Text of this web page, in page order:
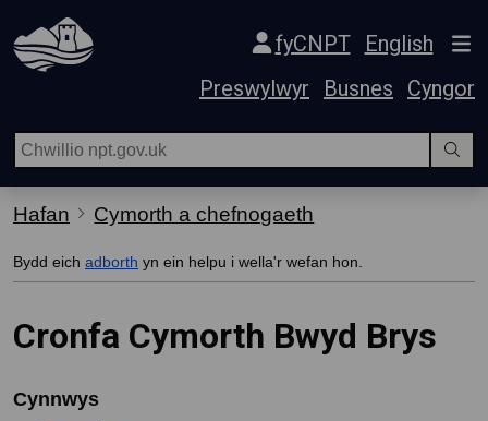
Hepgor gwe-lywio
fyCNPT
English
Preswylwyr
Busnes Cyngor
Hafan Cymorth a chefnogaeth
Bydd eich adborth yn ein helpu i wella'r wefan hon.
Cronfa Cymorth Bwyd Brys
Cynnwys